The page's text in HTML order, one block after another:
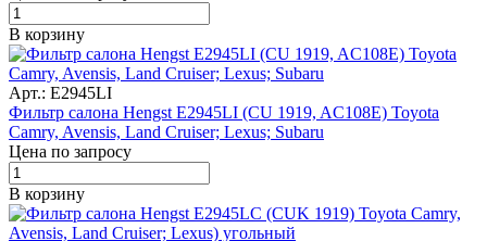
В корзину
Арт.: E2945LI
Фильтр салона Hengst E2945LI (CU 1919, AC108E) Toyota
Camry, Avensis, Land Cruiser; Lexus; Subaru
Цена по запросу
В корзину